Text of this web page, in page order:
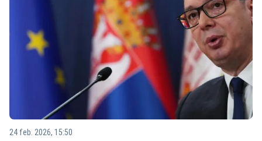
24 feb. 2026, 15:50